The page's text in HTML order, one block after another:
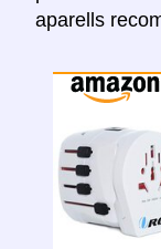
aparells